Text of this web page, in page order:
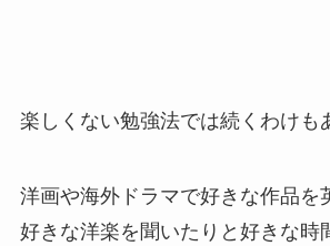
楽しくない勉強法では続くわけも
洋画や海外ドラマで好きな作品を
好きな洋楽を聞いたりと好きな時